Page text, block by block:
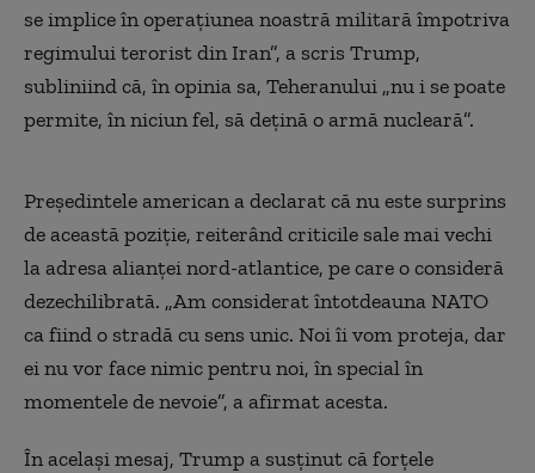
se implice în operațiunea noastră militară împotriva
regimului terorist din Iran”, a scris Trump,
subliniind că, în opinia sa, Teheranului „nu i se poate
permite, în niciun fel, să dețină o armă nucleară”.
Președintele american a declarat că nu este surprins
de această poziție, reiterând criticile sale mai vechi
la adresa alianței nord-atlantice, pe care o consideră
dezechilibrată. „Am considerat întotdeauna NATO
ca fiind o stradă cu sens unic. Noi îi vom proteja, dar
ei nu vor face nimic pentru noi, în special în
momentele de nevoie”, a afirmat acesta.
În același mesaj, Trump a susținut că forțele